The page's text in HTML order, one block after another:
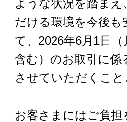
ような状況を踏ま
だける環境を今後
て、2026年6月1日
含む）のお取引に係
させていただくこと
お客さまにはご負